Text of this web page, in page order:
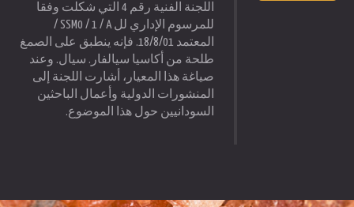
اللجنة الفنية رقم 4 التي شكلت وفقا
للمرسوم الإداري لل SSM0 / 1 / A /
المعتمد 18/8/01. فإنه ينطبق على الصمغ
طلحة من أكاسيا سيالفار. سيال. وعند
صياغة هذا المعيار، أشارت اللجنة إلى
المنشورات الدولية وأعمال الباحثين
السودانيين حول هذا الموضوع.